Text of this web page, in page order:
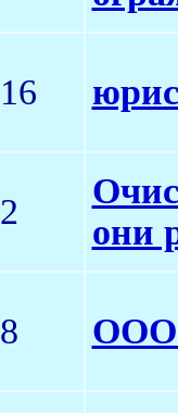
16
2
они
8 ООО